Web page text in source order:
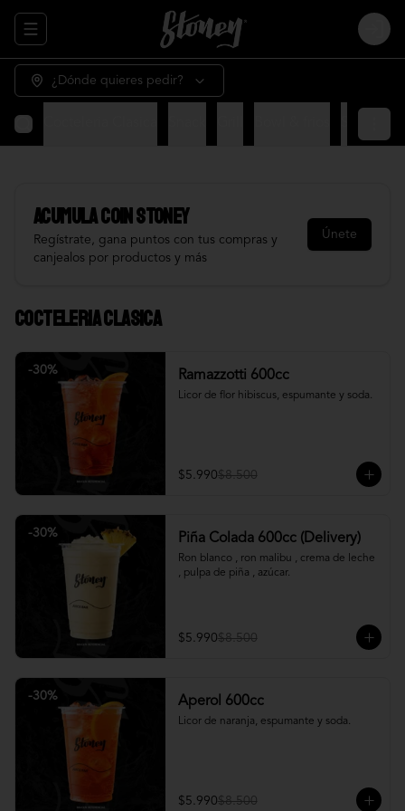
Abrir menu de navegación Login
¿Dónde quieres pedir?
AcumulaCOIN STONEY
Regístrate, gana puntos con tus compras y
canjealos por productos y más
Únete
Cocteleria Clasica
-30% Ramazzotti 600cc
Licor de flor hibiscus, espumante y soda.
$5.990$8.500
-30% Piña Colada 600cc (Delivery)
Ron blanco , ron malibu , crema de leche
, pulpa de piña , azúcar.
$5.990$8.500
-30% Aperol 600cc
Licor de naranja, espumante y soda.
$5.990$8.500